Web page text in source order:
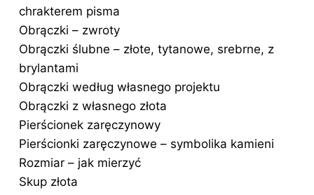
chrakterem pisma
Obrączki – zwroty
Obrączki ślubne – złote, tytanowe, srebrne, z
brylantami
Obrączki według własnego projektu
Obrączki z własnego złota
Pierścionek zaręczynowy
Pierścionki zaręczynowe – symbolika kamieni
Rozmiar – jak mierzyć
Skup złota